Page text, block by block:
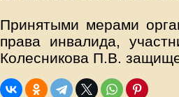
Принятыми мерами
права инвалида,
Колесникова П.В.